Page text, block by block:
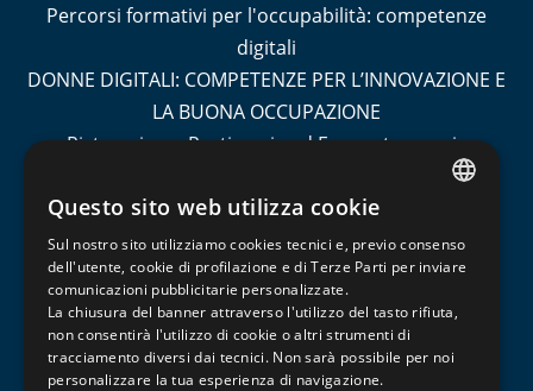
Percorsi formativi per l'occupabilità: competenze
digitali
DONNE DIGITALI: COMPETENZE PER L’INNOVAZIONE E
LA BUONA OCCUPAZIONE
Ristorazione, Pasticceria ed Enogastronomia
Turismo
Contabilità e Amministrazione del Personale
Informatica, Grafica e Cad
Management, Marketing, Comunicazione e Social
Media
Patentini, Abilitazioni e Professioni
ENGLISH
Questo sito web utilizza cookie
Sul nostro sito utilizziamo cookies tecnici e, previo consenso
dell'utente, cookie di profilazione e di Terze Parti per inviare
comunicazioni pubblicitarie personalizzate.
La chiusura del banner attraverso l'utilizzo del tasto rifiuta,
non consentirà l'utilizzo di cookie o altri strumenti di
tracciamento diversi dai tecnici. Non sarà possibile per noi
personalizzare la tua esperienza di navigazione.